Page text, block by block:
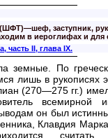
(ШФТ)—шеф, заступник,
в иероглифах и для
часть II, глава IX.
земные. По
лишь в рукописях
(270—275 гг.) имел
всемирной
он был
Клавдия